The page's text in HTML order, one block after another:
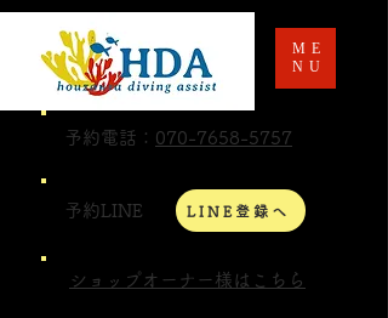
予約電話： 070-7658-5757
予約LINE LINE登録へ
ショップオーナー様はこちら
ME
NU